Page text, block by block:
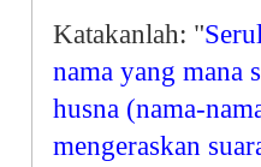
Katakanlah: "
nama yang mana
husna (nama-
mengeraskan